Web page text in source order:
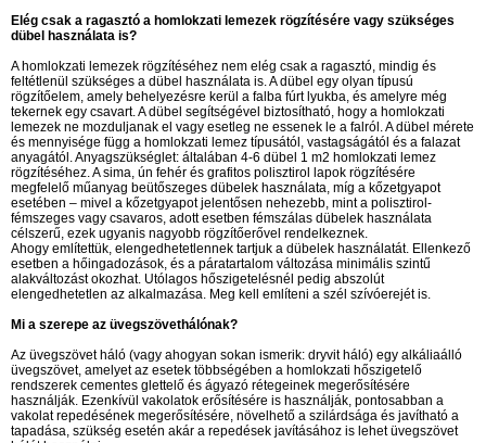
Elég csak a ragasztó a homlokzati lemezek rögzítésére vagy szükséges
dübel használata is?
A homlokzati lemezek rögzítéséhez nem elég csak a ragasztó, mindig és
feltétlenül szükséges a dübel használata is. A dübel egy olyan típusú
rögzítőelem, amely behelyezésre kerül a falba fúrt lyukba, és amelyre még
tekernek egy csavart. A dübel segítségével biztosítható, hogy a homlokzati
lemezek ne mozduljanak el vagy esetleg ne essenek le a falról. A dübel mérete
és mennyisége függ a homlokzati lemez típusától, vastagságától és a falazat
anyagától. Anyagszükséglet: általában 4-6 dübel 1 m2 homlokzati lemez
rögzítéséhez. A sima, ún fehér és grafitos polisztirol lapok rögzítésére
megfelelő műanyag beütőszeges dübelek használata, míg a kőzetgyapot
esetében – mivel a kőzetgyapot jelentősen nehezebb, mint a polisztirol-
fémszeges vagy csavaros, adott esetben fémszálas dübelek használata
célszerű, ezek ugyanis nagyobb rögzítőerővel rendelkeznek.
Ahogy említettük, elengedhetetlennek tartjuk a dübelek használatát. Ellenkező
esetben a hőingadozások, és a páratartalom változása minimális szintű
alakváltozást okozhat. Utólagos hőszigetelésnél pedig abszolút
elengedhetetlen az alkalmazása. Meg kell említeni a szél szívóerejét is.
Mi a szerepe az üvegszövethálónak?
Az üvegszövet háló (vagy ahogyan sokan ismerik: dryvit háló) egy alkáliaálló
üvegszövet, amelyet az esetek többségében a homlokzati hőszigetelő
rendszerek cementes glettelő és ágyazó rétegeinek megerősítésére
használják. Ezenkívül vakolatok erősítésére is használják, pontosabban a
vakolat repedésének megerősítésére, növelhető a szilárdsága és javítható a
tapadása, szükség esetén akár a repedések javításához is lehet üvegszövet